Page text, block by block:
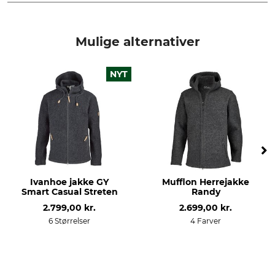
73% Polyester
100% Polyester
30 °C kulørt vask
Blegning
Må ikke bleges
Tørring
Tør ikke i tørretumbleren
Strygning
Strygning op til 110 °C
Professionel tekstilpleje
Professionel tørrensning,
normal proces
Årstid
Mulige alternativer
NYT
Ivanhoe jakke GY
Smart Casual Streten
2.799,00 kr.
6 Størrelser
Mufflon Herrejakke
Randy
2.699,00 kr.
4 Farver